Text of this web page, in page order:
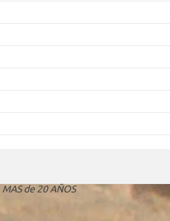
MAS de 20 AÑOS